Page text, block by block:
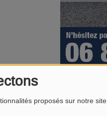
proposés sur notre site